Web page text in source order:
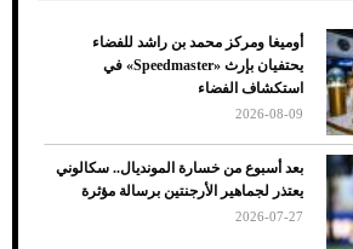
عند الوقوف.. أشهر
أوميغا ومركز محمد بن راشد للفضاء
يحتفيان بإرث «Speedmaster» في
استكشاف الفضاء
2026-08-09
بعد أسبوع من خسارة المونديال.. سكالوني
يعتذر لجماهير الأرجنتين برسالة مؤثرة
2026-07-27